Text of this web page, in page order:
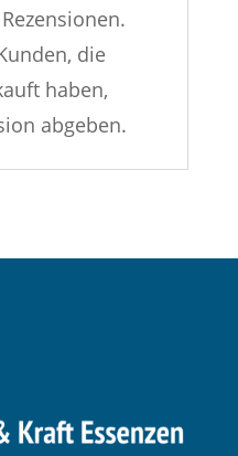
die
haben,
abgeben.